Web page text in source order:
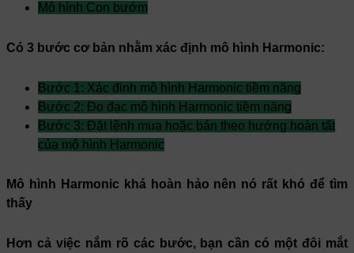
Mô hình Con bướm
Có 3 bước cơ bản nhằm xác định mô hình Harmonic:
Bước 1: Xác đinh mô hình Harmonic tiềm năng
Bước 2: Đo đạc mô hình Harmonic tiềm năng
Bước 3: Đặt lệnh mua hoặc bán theo hướng hoàn tất
của mô hình Harmonic
Mô hình Harmonic khá hoàn hảo nên nó rất khó để tìm
thấy
Hơn cả việc nắm rõ các bước, bạn cần có một đôi mắt